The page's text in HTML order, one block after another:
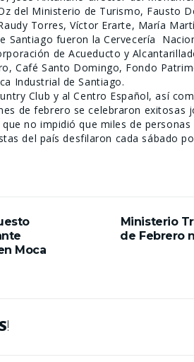
del Ministerio de Turismo, Fausto
Torres, Víctor Erarte, María
Santiago fueron la Cervecería
de Acueducto y
Café Santo Domingo, Fondo
Industrial de Santiago.
Club y al Centro Español, así
de febrero se celebraron exitosas
no impidió que miles de
del país desfilaron cada sábado
Moca
Ministerio
de Febrero
!